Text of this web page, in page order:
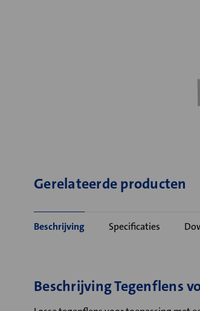
Gerelateerde producten
Beschrijving Specificaties
Beschrijving Tegenflens